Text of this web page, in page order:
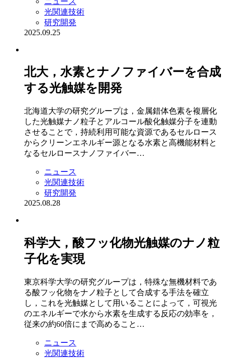
光関連技術
研究開発
2025.09.25
北大，水素とナノファイバーを合成
する光触媒を開発
北海道大学の研究グループは，金属錯体色素を複層化
した光触媒ナノ粒子とアルコール酸化触媒分子を連動
させることで，持続利用可能な資源であるセルロース
からクリーンエネルギー源となる水素と高機能材料と
なるセルロースナノファイバー…
ニュース
光関連技術
研究開発
2025.08.28
科学大，酸フッ化物光触媒のナノ粒
子化を実現
東京科学大学の研究グループは，特殊な無機材料であ
る酸フッ化物をナノ粒子として合成する手法を確立
し，これを光触媒として用いることによって，可視光
のエネルギーで水から水素を生成する反応の効率を，
従来の約60倍にまで高めること…
ニュース
光関連技術